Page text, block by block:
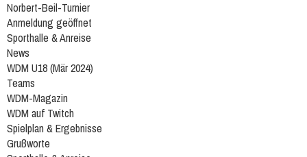
Norbert-Beil-Turnier
Anmeldung geöffnet
Sporthalle & Anreise
News
WDM U18 (Mär 2024)
Teams
WDM-Magazin
WDM auf Twitch
Spielplan & Ergebnisse
Grußworte